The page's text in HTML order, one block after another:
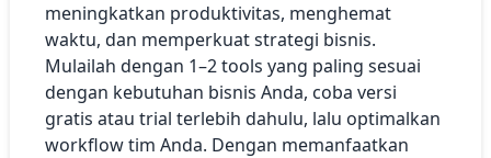
meningkatkan produktivitas, menghemat
waktu, dan memperkuat strategi bisnis.
Mulailah dengan 1–2 tools yang paling sesuai
dengan kebutuhan bisnis Anda, coba versi
gratis atau trial terlebih dahulu, lalu optimalkan
workflow tim Anda. Dengan memanfaatkan